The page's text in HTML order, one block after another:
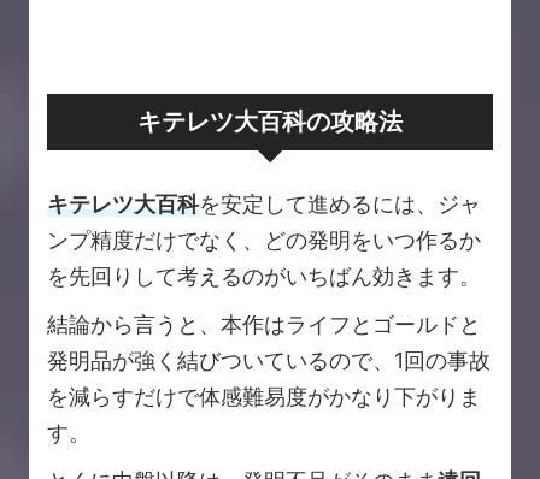
キテレツ大百科の攻略法
キテレツ大百科を安定して進めるには、ジャ
ンプ精度だけでなく、どの発明をいつ作るか
を先回りして考えるのがいちばん効きます。
結論から言うと、本作はライフとゴールドと
発明品が強く結びついているので、1回の事故
を減らすだけで体感難易度がかなり下がりま
す。